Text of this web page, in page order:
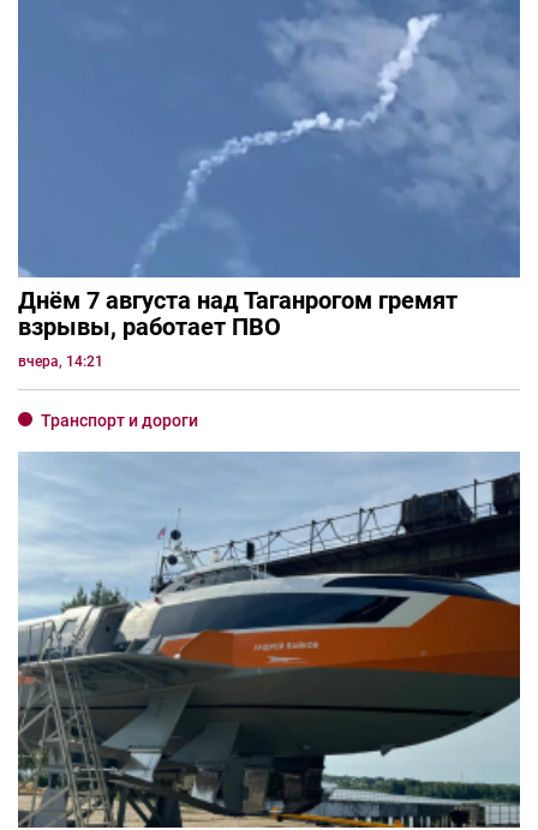
Днём 7 августа над Таганрогом гремят
взрывы, работает ПВО
вчера, 14:21
Транспорт и дороги